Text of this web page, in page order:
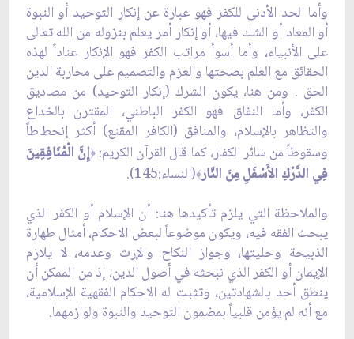
وأما الحد الأدنى للكفر فهو عبارة عن إنكار التوحيد أو النبوة
أو المعاد أو الشك فيها، أو إنكار أمر يعلم بنزوله من الله تعالى
على الأنبياء، وأما أسوأ مراتب الكفر فهو الإنكار عناداً لهذه
الحقائق مع العلم بصحتها والعزم والتصميم على محاربة الدين
الحق . ومن هنا، يكون الشرك (إنكار التوحيد) من مصاديق
الكفر، وأما النفاق فهو الكفر الباطني، المقترن بالخداع
والتظاهر بالإسلام، والمنافق (الكافر المقنع) أكثر إنحطاطاً
وسقوطاً من سائر الكفار، كما قال القرآن الكريم:﴿إِنّ‏َ الْمُنَافِقِينَ
فِي الدَّرْكِ الأَسْفَلِ مِنَ النَّار﴾(النساء:145).
والملاحظة التي يلزم تأكيدها هنا: أن الإسلام أو الكفر الذي
يبحث الفقه فيه، ويكون موضوعاً لبعض الاحكام، أمثال طهارة
الذبيحة وحليتها، وجواز النكاح والإرث وعدمه، لا يلازم
الإيمان أو الكفر الذي نبحثه في أصول الدين، إذ من الممكن أن
ينطق أحد بالشهادتين، وتثبت له الاحكام الفقهية الإسلامية،
مع أنه لم يؤمن قلبياً بمضمون التوحيد والنبوة ولوازمهما.